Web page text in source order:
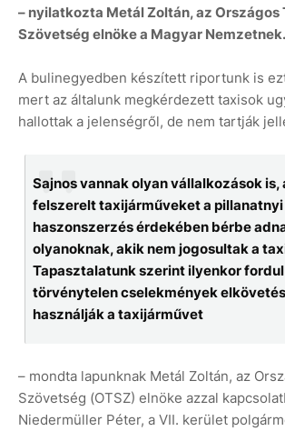
– nyilatkozta Metál Zoltán, az Országos
Szövetség elnöke a Magyar Nemzetnek.
A bulinegyedben készített riportunk is
mert az általunk megkérdezett taxisok
hallottak a jelenségről, de nem tartják
Sajnos vannak olyan vállalkozások is,
felszerelt taxijárműveket a pillanatnyi
haszonszerzés érdekében bérbe
olyanoknak, akik nem jogosultak a
Tapasztalatunk szerint ilyenkor
törvénytelen cselekmények
használják a taxijárművet
– mondta lapunknak Metál Zoltán, az
Szövetség (OTSZ) elnöke azzal
Niedermüller Péter, a VII. kerület